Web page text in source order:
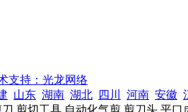
支持：光龙网络
山东 湖南 湖北 四川 河南 安徽
,剪切工具,自动化气剪,剪刀头,平